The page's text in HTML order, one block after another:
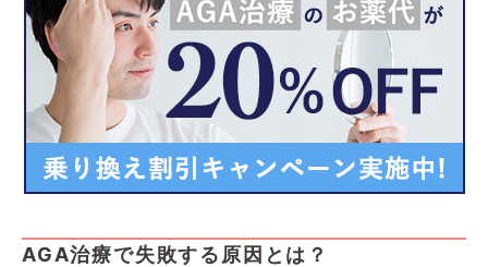
AGA治療で失敗する原因とは？